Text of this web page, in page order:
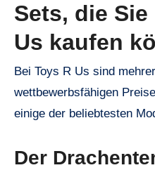
Sets, die
Us kaufen
Bei Toys R Us sind
wettbewerbsfähigen
einige der beliebtesten
Der